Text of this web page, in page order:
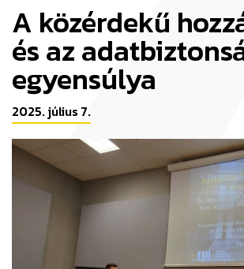
A közérdekű
és az
egyensúlya
2025. július 7.